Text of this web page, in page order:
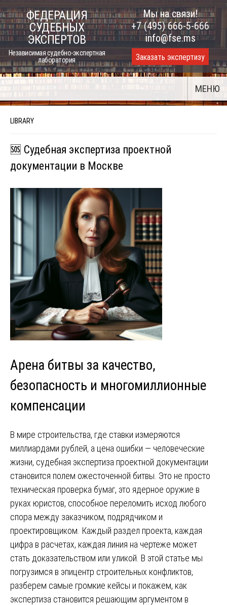
Skip
to
content
ФЕДЕРАЦИЯ
СУДЕБНЫХ
ЭКСПЕРТОВ
Независимая судебно-экспертная
лаборатория
Мы на связи!
+7 (495) 666-5-666
info@fse.ms
Заказать экспертизу
МЕНЮ
LIBRARY
🆘 Судебная экспертиза проектной
документации в Москве
Арена битвы за качество,
безопасность и многомиллионные
компенсации
В мире строительства, где ставки измеряются
миллиардами рублей, а цена ошибки — человеческие
жизни, судебная экспертиза проектной документации
становится полем ожесточенной битвы. Это не просто
техническая проверка бумаг, это ядерное оружие в
руках юристов, способное переломить исход любого
спора между заказчиком, подрядчиком и
проектировщиком. Каждый раздел проекта, каждая
цифра в расчетах, каждая линия на чертеже может
стать доказательством или уликой. В этой статье мы
погрузимся в эпицентр строительных конфликтов,
разберем самые громкие кейсы и покажем, как
экспертиза становится решающим аргументом в